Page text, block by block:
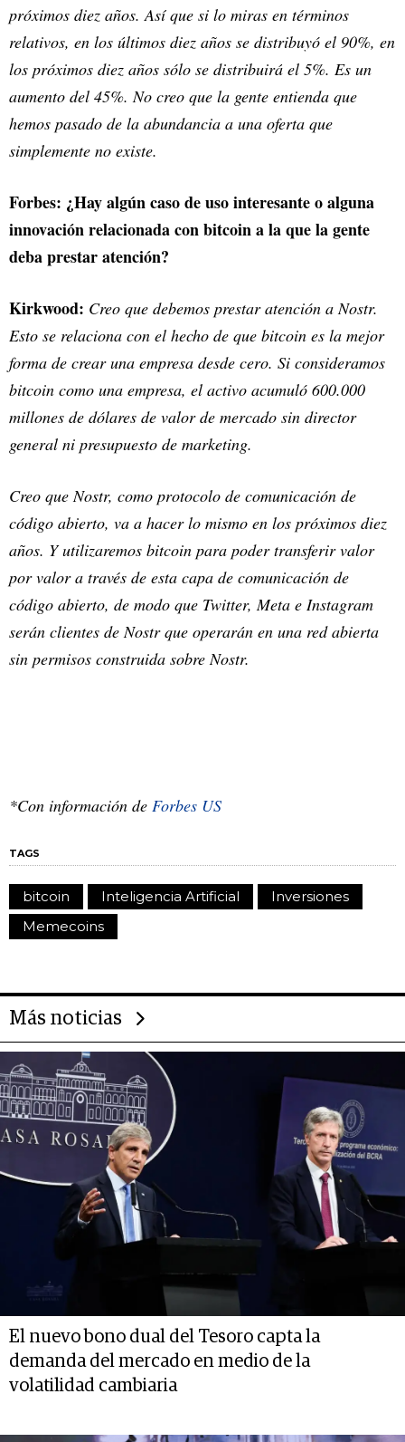
próximos diez años. Así que si lo miras en términos
relativos, en los últimos diez años se distribuyó el 90%, en
los próximos diez años sólo se distribuirá el 5%. Es un
aumento del 45%. No creo que la gente entienda que
hemos pasado de la abundancia a una oferta que
simplemente no existe.
Forbes: ¿Hay algún caso de uso interesante o alguna
innovación relacionada con bitcoin a la que la gente
deba prestar atención?
Kirkwood: Creo que debemos prestar atención a Nostr.
Esto se relaciona con el hecho de que bitcoin es la mejor
forma de crear una empresa desde cero. Si consideramos
bitcoin como una empresa, el activo acumuló 600.000
millones de dólares de valor de mercado sin director
general ni presupuesto de marketing.
Creo que Nostr, como protocolo de comunicación de
código abierto, va a hacer lo mismo en los próximos diez
años. Y utilizaremos bitcoin para poder transferir valor
por valor a través de esta capa de comunicación de
código abierto, de modo que Twitter, Meta e Instagram
serán clientes de Nostr que operarán en una red abierta
sin permisos construida sobre Nostr.
*Con información de Forbes US
TAGS
bitcoin Inteligencia Artificial
Inversiones
Memecoins
Más noticias
El nuevo bono dual del Tesoro capta la
demanda del mercado en medio de la
volatilidad cambiaria